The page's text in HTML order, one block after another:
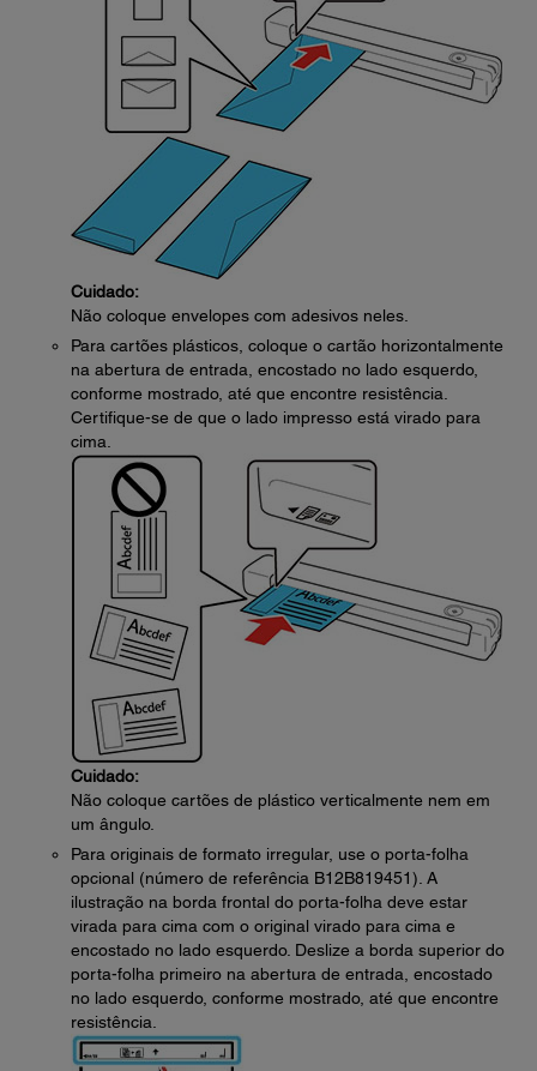
Cuidado:
Não coloque envelopes com adesivos neles.
Para cartões plásticos, coloque o cartão horizontalmente
na abertura de entrada, encostado no lado esquerdo,
conforme mostrado, até que encontre resistência.
Certifique-se de que o lado impresso está virado para
cima.
Cuidado:
Não coloque cartões de plástico verticalmente nem em
um ângulo.
Para originais de formato irregular, use o porta-folha
opcional (número de referência B12B819451). A
ilustração na borda frontal do porta-folha deve estar
virada para cima com o original virado para cima e
encostado no lado esquerdo. Deslize a borda superior do
porta-folha primeiro na abertura de entrada, encostado
no lado esquerdo, conforme mostrado, até que encontre
resistência.